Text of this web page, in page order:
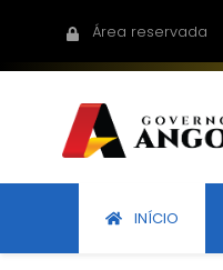
Área reservada
INÍCIO